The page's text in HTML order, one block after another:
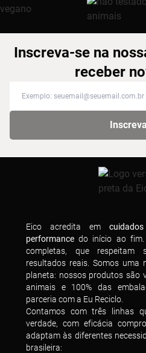
Inscreva-se na
receber
Eico acredita em
performance do início ao fim.
completas, que
resultados reais. Somos uma
planeta: nossos produtos são
animais e 100% das
parceria com a Eu Reciclo.
Contamos com três linhas
verdade, com eficácia
adaptam às diferentes
brasileira: